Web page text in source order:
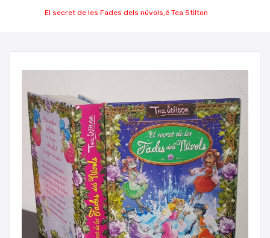
El secret de les Fades dels núvols,é Tea Stilton